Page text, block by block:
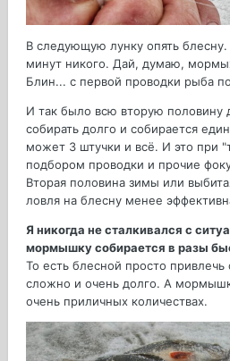
В следующую лунку опять
минут никого. Дай, думаю,
Блин... с первой проводки рыба
И так было всю вторую половину
собирать долго и собирается
может 3 штучки и всё. И это при
подбором проводки и прочие
Вторая половина зимы или
ловля на блесну менее
Я никогда не сталкивался с
мормышку собирается в разы
То есть блесной просто привлечь
сложно и очень долго. А
очень приличных количествах.